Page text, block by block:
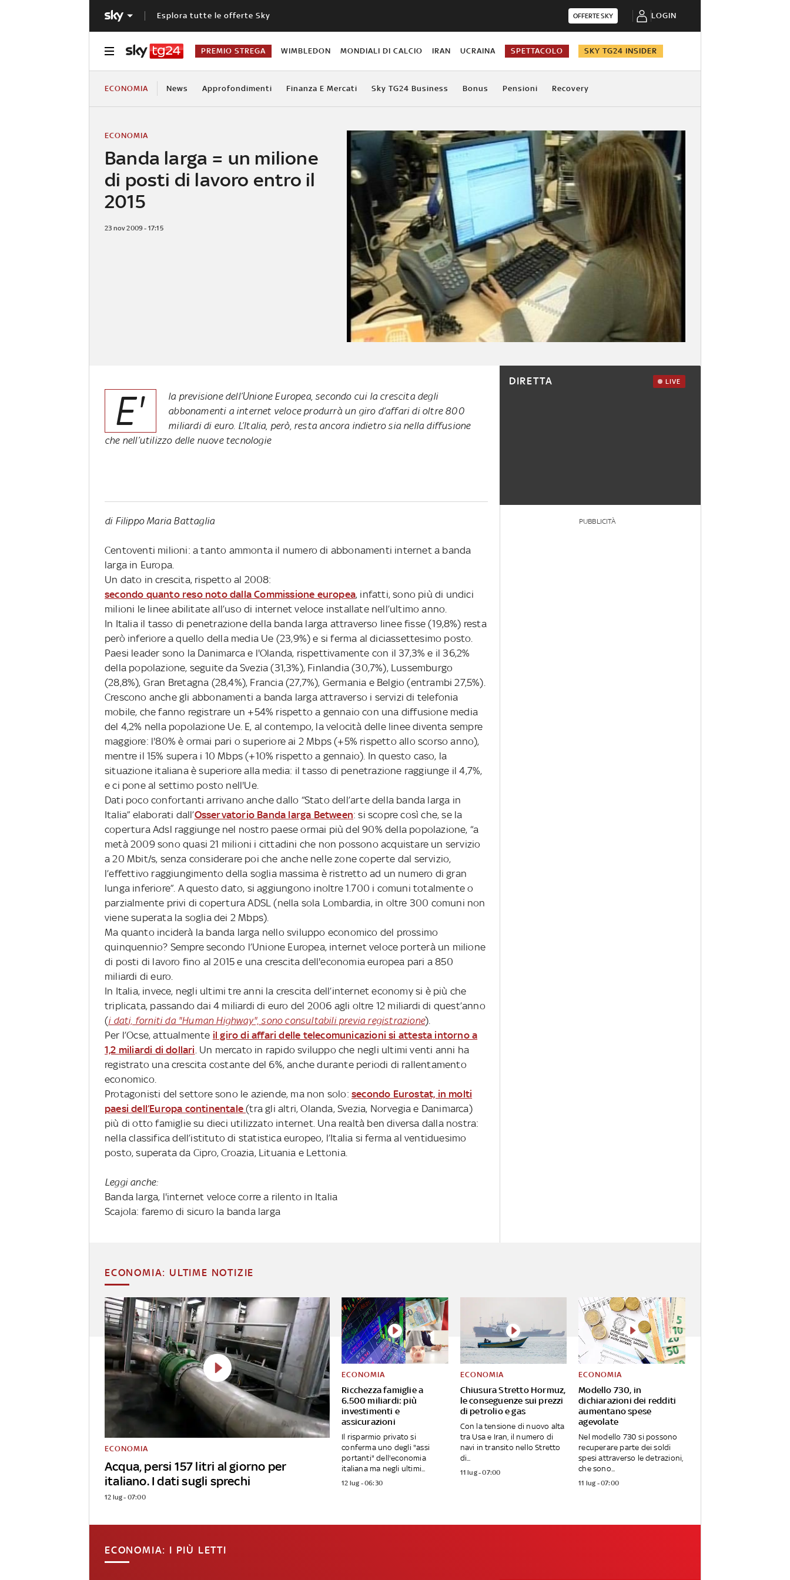
Esplora tutte le offerte Sky OFFERTE SKY LOGIN
PREMIO STREGA WIMBLEDON MONDIALI DI CALCIO IRAN UCRAINA SPETTACOLO SKY TG24 INSIDER
ECONOMIA News Approfondimenti Finanza E Mercati Sky TG24 Business Bonus Pensioni Recovery
Banda larga = un milione
di posti di lavoro entro il
2015
ECONOMIA
23 nov 2009 - 17:15
E'
la previsione dell’Unione Europea, secondo cui la crescita degli
abbonamenti a internet veloce produrrà un giro d’affari di oltre 800
miliardi di euro. L’Italia, però, resta ancora indietro sia nella diffusione
che nell’utilizzo delle nuove tecnologie
di Filippo Maria Battaglia
Centoventi milioni: a tanto ammonta il numero di abbonamenti internet a banda
larga in Europa.
Un dato in crescita, rispetto al 2008:
secondo quanto reso noto dalla Commissione europea, infatti, sono più di undici
milioni le linee abilitate all’uso di internet veloce installate nell’ultimo anno.
In Italia il tasso di penetrazione della banda larga attraverso linee fisse (19,8%) resta
però inferiore a quello della media Ue (23,9%) e si ferma al diciassettesimo posto.
Paesi leader sono la Danimarca e l'Olanda, rispettivamente con il 37,3% e il 36,2%
della popolazione, seguite da Svezia (31,3%), Finlandia (30,7%), Lussemburgo
(28,8%), Gran Bretagna (28,4%), Francia (27,7%), Germania e Belgio (entrambi 27,5%).
Crescono anche gli abbonamenti a banda larga attraverso i servizi di telefonia
mobile, che fanno registrare un +54% rispetto a gennaio con una diffusione media
del 4,2% nella popolazione Ue. E, al contempo, la velocità delle linee diventa sempre
maggiore: l'80% è ormai pari o superiore ai 2 Mbps (+5% rispetto allo scorso anno),
mentre il 15% supera i 10 Mbps (+10% rispetto a gennaio). In questo caso, la
situazione italiana è superiore alla media: il tasso di penetrazione raggiunge il 4,7%,
e ci pone al settimo posto nell'Ue.
Dati poco confortanti arrivano anche dallo “Stato dell’arte della banda larga in
Italia” elaborati dall’Osservatorio Banda larga Between: si scopre così che, se la
copertura Adsl raggiunge nel nostro paese ormai più del 90% della popolazione, “a
metà 2009 sono quasi 21 milioni i cittadini che non possono acquistare un servizio
a 20 Mbit/s, senza considerare poi che anche nelle zone coperte dal servizio,
l’effettivo raggiungimento della soglia massima è ristretto ad un numero di gran
lunga inferiore”. A questo dato, si aggiungono inoltre 1.700 i comuni totalmente o
parzialmente privi di copertura ADSL (nella sola Lombardia, in oltre 300 comuni non
viene superata la soglia dei 2 Mbps).
Ma quanto inciderà la banda larga nello sviluppo economico del prossimo
quinquennio? Sempre secondo l’Unione Europea, internet veloce porterà un milione
di posti di lavoro fino al 2015 e una crescita dell'economia europea pari a 850
miliardi di euro.
In Italia, invece, negli ultimi tre anni la crescita dell’internet economy si è più che
triplicata, passando dai 4 miliardi di euro del 2006 agli oltre 12 miliardi di quest’anno
(i dati, forniti da "Human Highway", sono consultabili previa registrazione).
Per l’Ocse, attualmente il giro di affari delle telecomunicazioni si attesta intorno a
1,2 miliardi di dollari . Un mercato in rapido sviluppo che negli ultimi venti anni ha
registrato una crescita costante del 6%, anche durante periodi di rallentamento
economico.
Protagonisti del settore sono le aziende, ma non solo: secondo Eurostat, in molti
paesi dell’Europa continentale(tra gli altri, Olanda, Svezia, Norvegia e Danimarca)
più di otto famiglie su dieci utilizzato internet. Una realtà ben diversa dalla nostra:
nella classifica dell’istituto di statistica europeo, l’Italia si ferma al ventiduesimo
posto, superata da Cipro, Croazia, Lituania e Lettonia.
Leggi anche:
Banda larga, l'internet veloce corre a rilento in Italia
Scajola: faremo di sicuro la banda larga
DIRETTA LIVE
PUBBLICITÀ
ECONOMIA: ULTIME NOTIZIE
Acqua, persi 157 litri al giorno per
italiano. I dati sugli sprechi
ECONOMIA
12 lug - 07:00
Ricchezza famiglie a
6.500 miliardi: più
investimenti e
assicurazioni
ECONOMIA
Il risparmio privato si
conferma uno degli "assi
portanti" dell'economia
italiana ma negli ultimi...
12 lug - 06:30
Chiusura Stretto Hormuz,
le conseguenze sui prezzi
di petrolio e gas
ECONOMIA
Con la tensione di nuovo alta
tra Usa e Iran, il numero di
navi in transito nello Stretto
di...
11 lug - 07:00
Modello 730, in
dichiarazioni dei redditi
aumentano spese
agevolate
ECONOMIA
Nel modello 730 si possono
recuperare parte dei soldi
spesi attraverso le detrazioni,
che sono...
11 lug - 07:00
ECONOMIA: I PIÙ LETTI